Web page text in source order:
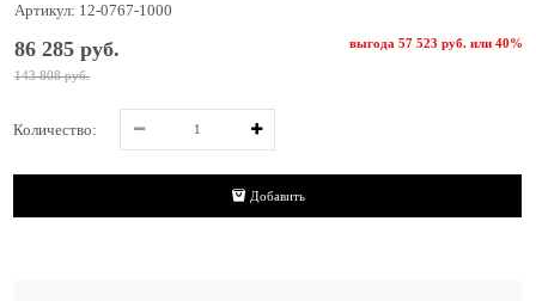
Артикул: 12-0767-1000
143 808 руб.
86 285 руб. выгода 57 523 руб.или 40%
Количество:
Добавить